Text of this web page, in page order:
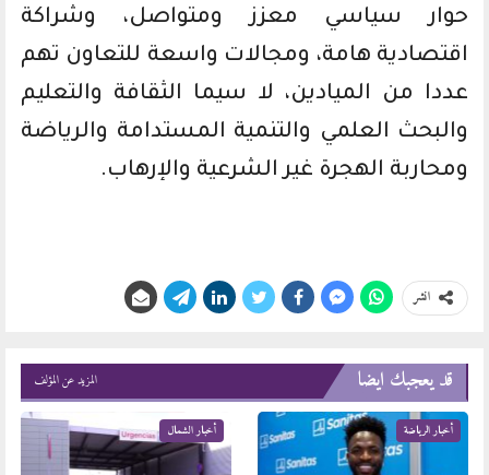
حوار سياسي معزز ومتواصل، وشراكة
اقتصادية هامة، ومجالات واسعة للتعاون تهم
عددا من الميادين، لا سيما الثقافة والتعليم
والبحث العلمي والتنمية المستدامة والرياضة
ومحاربة الهجرة غير الشرعية والإرهاب.
انشر
قد يعجبك ايضا المزيد عن المؤلف
أخبار الرياضة أخبار الشمال